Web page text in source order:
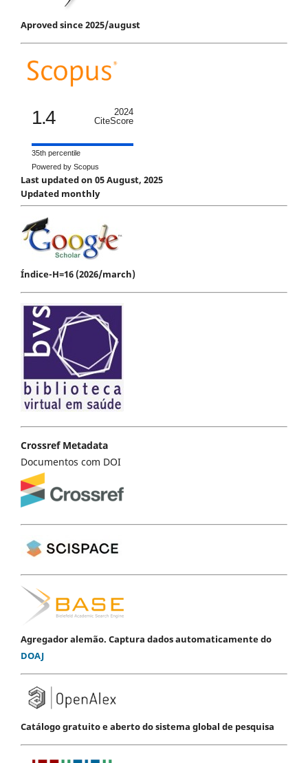
Aproved since 2025/august
1.4
2024
CiteScore
35th percentile
Powered by Scopus
Last updated on 05 August, 2025
Updated monthly
Índice-H=16 (2026/march)
Crossref Metadata
Documentos com DOI
Agregador alemão. Captura dados automaticamente do
DOAJ
Catálogo gratuito e aberto do sistema global de pesquisa